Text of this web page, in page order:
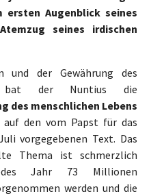
Augenblick seines
seines irdischen
und der Gewährung des
bat der Nuntius die
des menschlichen Lebens
auf den vom Papst für das
vorgegebenen Text. Das
Thema ist schmerzlich
Jahr 73 Millionen
werden und die